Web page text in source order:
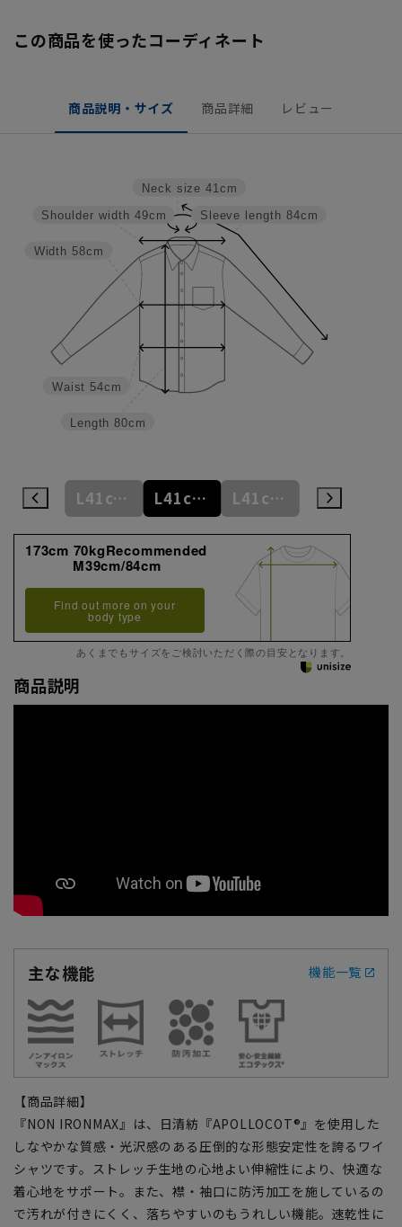
この商品を使ったコーディネート
商品説明・サイズ 商品詳細 レビュー
Sleeve length 84cm
Neck size 41cm
Length 80cm
Waist 54cm
Width 58cm
Shoulder width 49cm
L41cm/82cm L41cm/84cm L41cm/86cm
173cm 70kgRecommended
M39cm/84cm
Find out more on your
body type
あくまでもサイズをご検討いただく際の目安となります。
商品説明
主な機能 機能一覧
【商品詳細】
『NON IRONMAX』は、日清紡『APOLLOCOT®』を使用した
しなやかな質感・光沢感のある圧倒的な形態安定性を誇るワイ
シャツです。ストレッチ生地の心地よい伸縮性により、快適な
着心地をサポート。また、襟・袖口に防汚加工を施しているの
で汚れが付きにくく、落ちやすいのもうれしい機能。速乾性に